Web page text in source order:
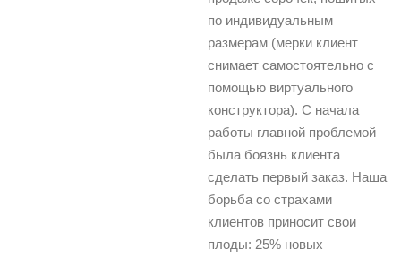
по индивидуальным
размерам (мерки клиент
снимает самостоятельно с
помощью виртуального
конструктора). С начала
работы главной проблемой
была боязнь клиента
сделать первый заказ. Наша
борьба со страхами
клиентов приносит свои
плоды: 25% новых